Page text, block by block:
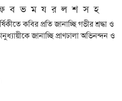
ব ভ ম য র ল শ স হ
কবির প্রতি জানাচ্ছি গভীর শ্রদ্ধা ও
জানাচ্ছি প্রাণঢালা অভিনন্দন ও